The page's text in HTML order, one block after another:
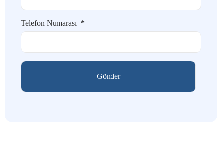
Telefon Numarası *